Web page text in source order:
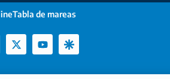
Tabla de mareas